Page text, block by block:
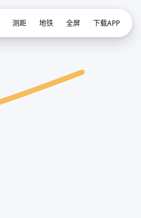
测距 地铁 全屏 下载APP